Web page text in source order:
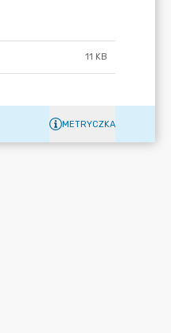
11 KB
METRYCZKA